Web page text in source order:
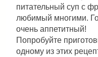
питательный суп c
любимый многими.
очень аппетитный!
Попробуйте
одному из этих